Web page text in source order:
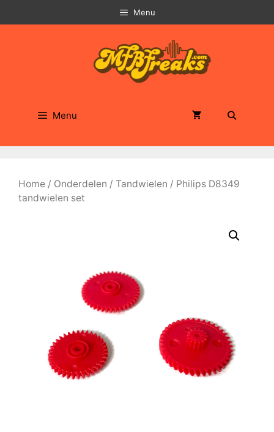
naar
Menu
Menu
Home / Onderdelen / Tandwielen / Philips D8349
tandwielen set